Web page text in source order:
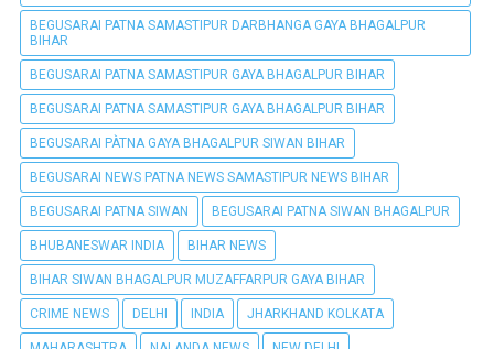
BEGUSARAI PATNA SAMASTIPUR DARBHANGA GAYA BHAGALPUR
BIHAR
BEGUSARAI PATNA SAMASTIPUR GAYA BHAGALPUR BIHAR
BEGUSARAI PATNA SAMASTIPUR GAYA BHAGALPUR BIHAR
BEGUSARAI PÀTNA GAYA BHAGALPUR SIWAN BIHAR
BEGUSARAI NEWS PATNA NEWS SAMASTIPUR NEWS BIHAR
BEGUSARAI PATNA SIWAN BEGUSARAI PATNA SIWAN BHAGALPUR
BHUBANESWAR INDIA BIHAR NEWS
BIHAR SIWAN BHAGALPUR MUZAFFARPUR GAYA BIHAR
CRIME NEWS DELHI INDIA JHARKHAND KOLKATA